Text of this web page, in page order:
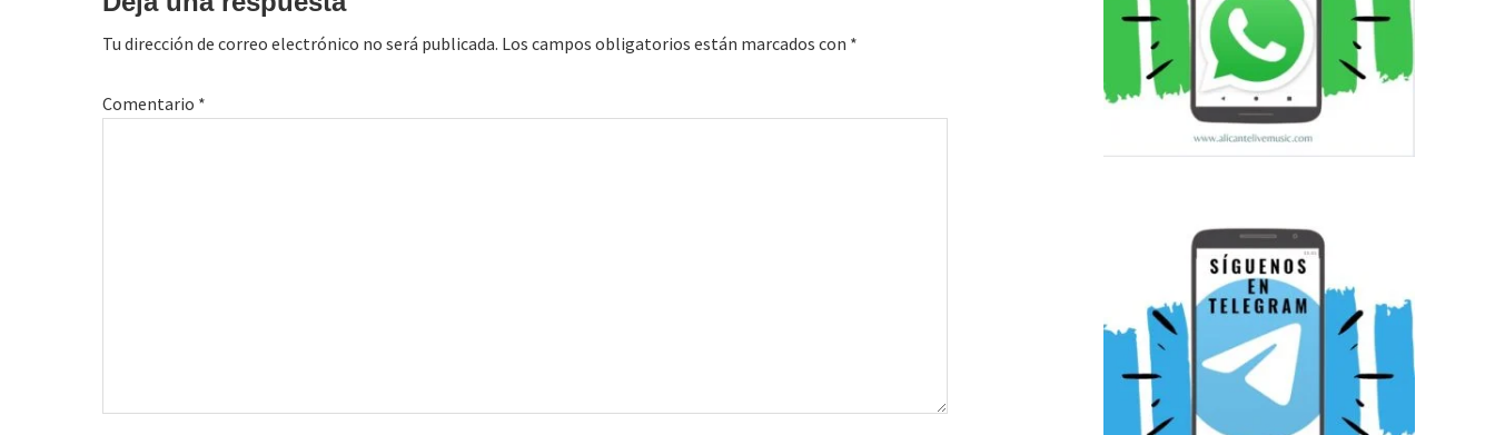
lectoresTu dirección de correo electrónico no será publicada. Los campos obligatorios están marcados con *
Comentario *